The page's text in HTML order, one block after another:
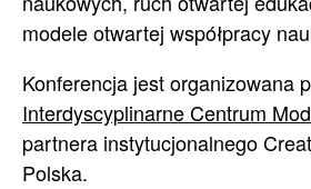
modele otwartej współpracy
Konferencja jest organizowana
Interdyscyplinarne Centrum
partnera instytucjonalnego
Polska.